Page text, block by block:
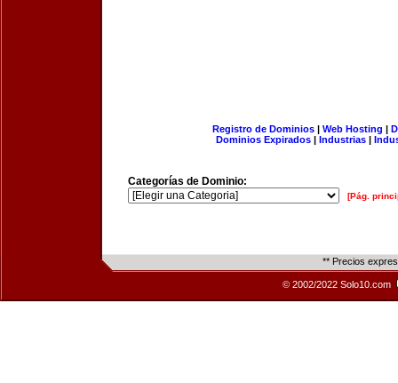
Registro de Dominios| Web Hosting |
Dominios Expirados | Industrias |
Categorías de Dominio:
[Pág.
** Precios
© 2002/2022 Solo10.com